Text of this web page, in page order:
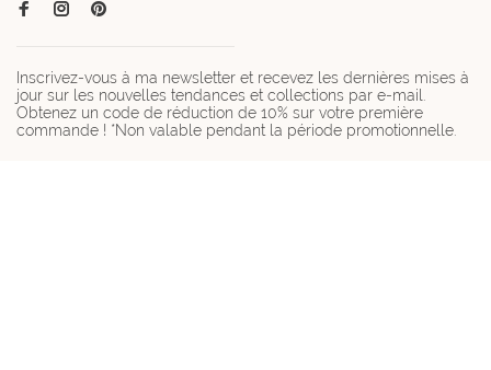
Inscrivez-vous à ma newsletter et recevez les dernières mises à
jour sur les nouvelles tendances et collections par e-mail.
Obtenez un code de réduction de 10% sur votre première
commande ! *Non valable pendant la période promotionnelle.